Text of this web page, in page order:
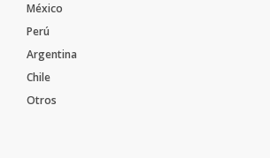
México
Perú
Argentina
Chile
Otros